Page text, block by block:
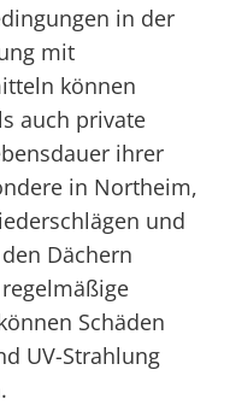
in der
mit
können
auch private
ihrer
in Northeim,
und
Dächern
Schäden
UV-Strahlung